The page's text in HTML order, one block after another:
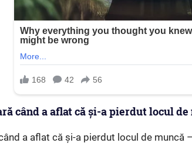
când a aflat că și-a pierdut locul
a aflat că și-a pierdut locul de muncă